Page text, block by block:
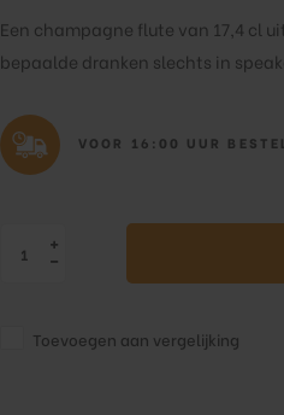
Een champagne flute van 17,4 cl
bepaalde dranken slechts in
VOOR 16:00 UUR
Toevoegen aan vergelijking